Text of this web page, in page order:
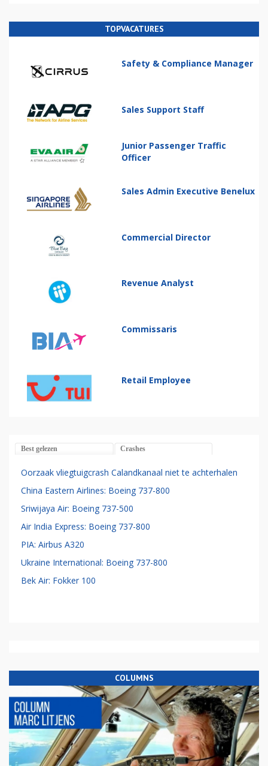
TOPVACATURES
Safety & Compliance Manager
Sales Support Staff
Junior Passenger Traffic
Officer
Sales Admin Executive Benelux
Commercial Director
Revenue Analyst
Commissaris
Retail Employee
Best gelezen Crashes
Oorzaak vliegtuigcrash Calandkanaal niet te achterhalen
China Eastern Airlines: Boeing 737-800
Sriwijaya Air: Boeing 737-500
Air India Express: Boeing 737-800
PIA: Airbus A320
Ukraine International: Boeing 737-800
Bek Air: Fokker 100
COLUMNS